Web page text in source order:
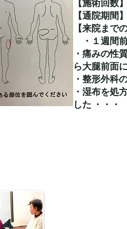
【施術回数
【通院期間
【来院まで
・１週間
・痛みの性
ら大腿前面
・整形外科
・湿布を処
した ・・・